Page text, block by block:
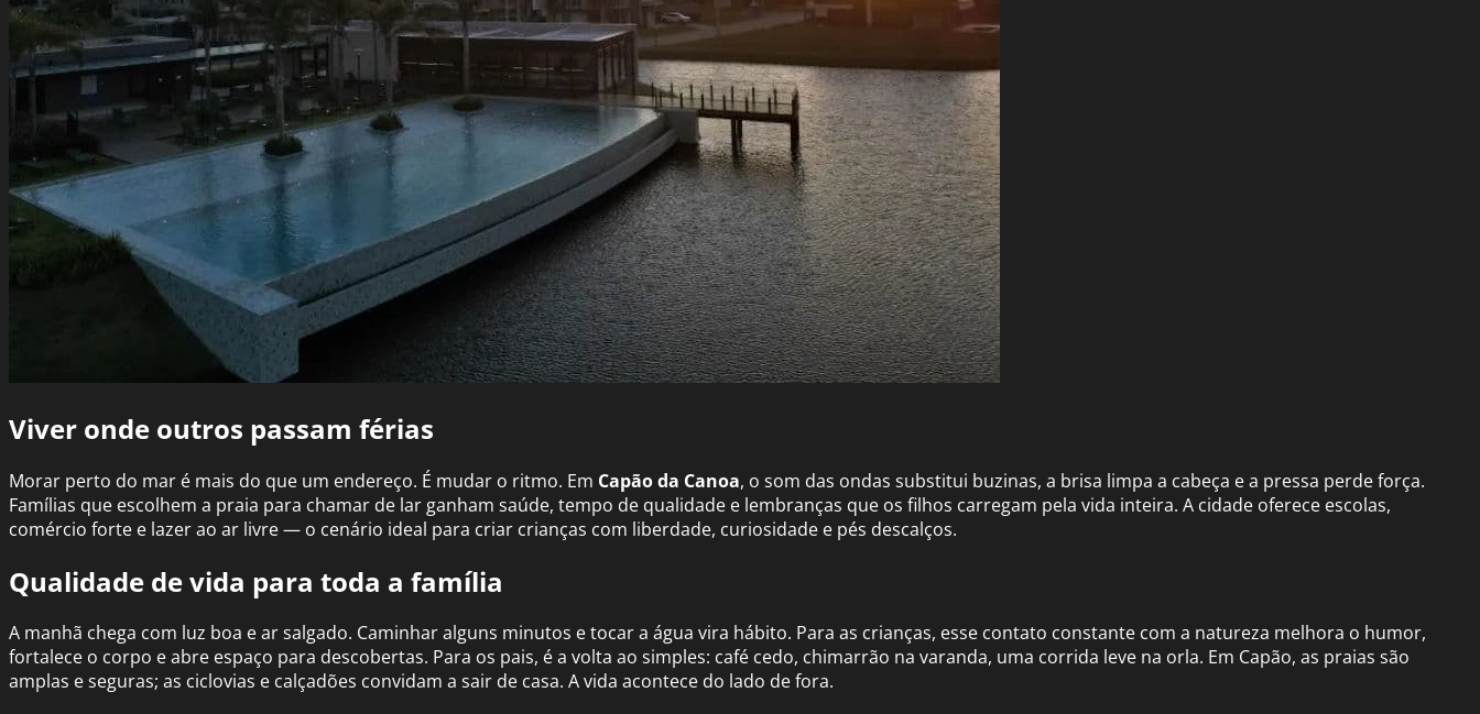
Viver onde outros passam férias
Morar perto do mar é mais do que um endereço. É mudar o ritmo. Em Capão da Canoa, o som das ondas substitui buzinas, a brisa limpa a cabeça e a pressa perde força.
Famílias que escolhem a praia para chamar de lar ganham saúde, tempo de qualidade e lembranças que os filhos carregam pela vida inteira. A cidade oferece escolas,
comércio forte e lazer ao ar livre — o cenário ideal para criar crianças com liberdade, curiosidade e pés descalços.
Qualidade de vida para toda a família
A manhã chega com luz boa e ar salgado. Caminhar alguns minutos e tocar a água vira hábito. Para as crianças, esse contato constante com a natureza melhora o humor,
fortalece o corpo e abre espaço para descobertas. Para os pais, é a volta ao simples: café cedo, chimarrão na varanda, uma corrida leve na orla. Em Capão, as praias são
amplas e seguras; as ciclovias e calçadões convidam a sair de casa. A vida acontece do lado de fora.